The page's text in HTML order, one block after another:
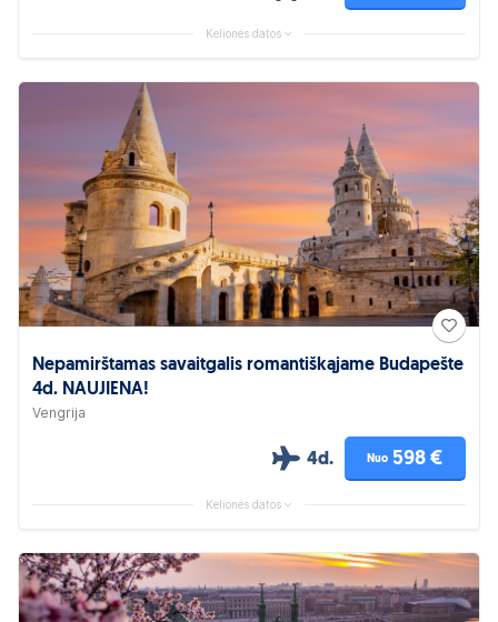
Kelionės datos
Nepamirštamas savaitgalis romantiškąjame Budapešte
4d. NAUJIENA!
Vengrija
4d. Nuo 598 €
Kelionės datos